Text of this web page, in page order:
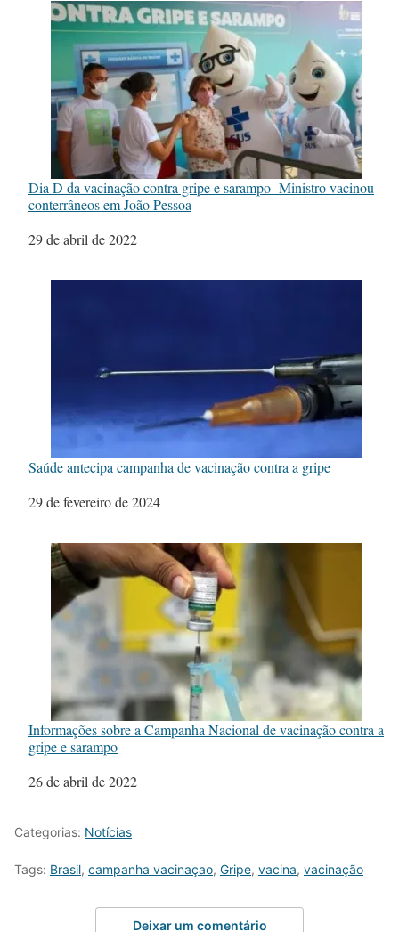
Dia D da vacinação contra gripe e sarampo- Ministro vacinou
conterrâneos em João Pessoa
Data
29 de abril de 2022
Saúde antecipa campanha de vacinação contra a gripe
Data
29 de fevereiro de 2024
Informações sobre a Campanha Nacional de vacinação contra a
gripe e sarampo
Data
26 de abril de 2022
Categorias: Notícias
Tags: Brasil, campanha vacinaçao, Gripe, vacina, vacinação
Deixar um comentário